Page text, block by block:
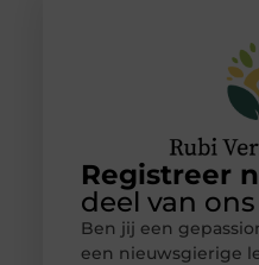
Registreer
deel van
Ben jij een
een nieuwsgierige